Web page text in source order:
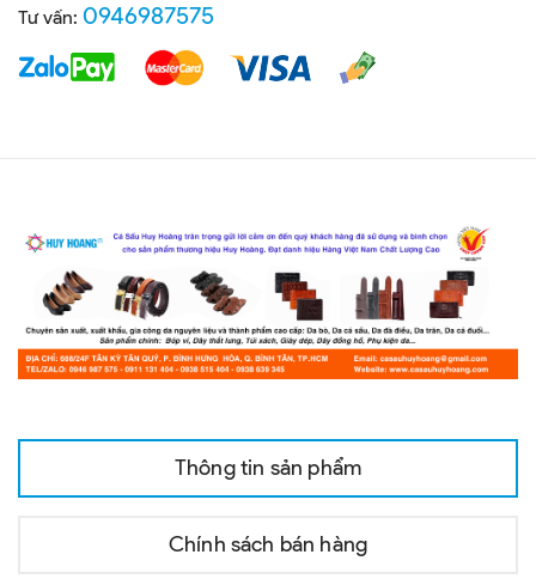
Tư vấn: 0946987575
Thông tin sản phẩm
Chính sách bán hàng